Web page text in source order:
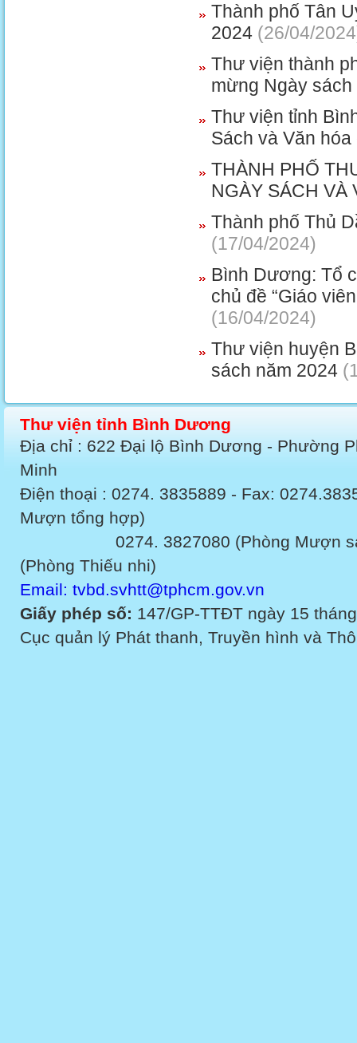
Thành phố Tân
2024 (26/04/
Thư viện thành
mừng Ngày
Thư viện tỉnh
Sách và Văn
THÀNH PHỐ
NGÀY SÁCH VÀ
Thành phố Thủ
(17/04/2024)
Bình Dương: Tổ
chủ đề “Giáo
(16/04/2024)
Thư viện huyện
sách năm 2024
Thư viện tỉnh Bình Dương
Địa chỉ : 622 Đại lộ Bình Dương - Phường
Minh
Điện thoại : 0274. 3835889 - Fax:
Mượn tổng hợp)
0274. 3827080 (Phòng Mượn sách
(Phòng Thiếu nhi)
Email: tvbd.svhtt@tphcm.gov.vn
Giấy phép số: 147/GP-TTĐT ngày 15
Cục quản lý Phát thanh, Truyền hình và